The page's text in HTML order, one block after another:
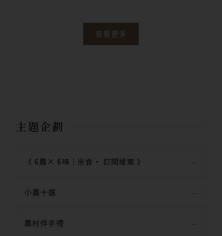
查看更多
主題企劃
《 6農× 6味｜米食‧ 訂閱提案 》
小農十選
農村伴手禮